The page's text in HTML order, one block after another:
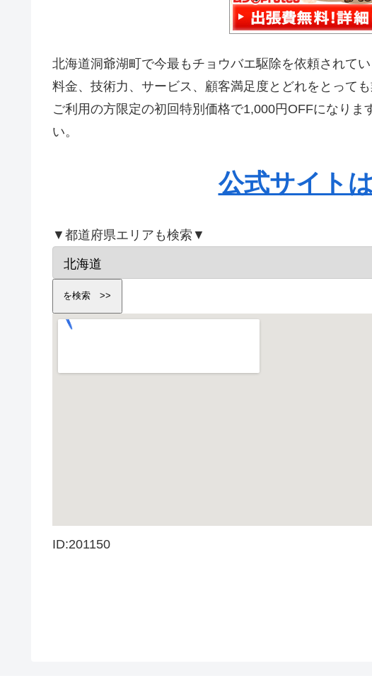
北海道洞爺湖町で今最もチョウバエ駆除を依頼されて
料金、技術力、サービス、顧客満足度とどれをとって
ご利用の方限定の初回特別価格で1,000円OFFになりま
い。
公式サイト
▼都道府県エリアも検索▼
ID:201150